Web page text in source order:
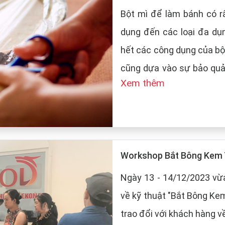
Bột mì để làm bánh có
dụng đến các loại đa
hết các công dụng của
cũng dựa vào sự bảo quản
LT Food sẽ đưa ra
Xem thêm
Workshop Bắt Bông Kem
Ngày 13 - 14/12/2023
về kỹ thuật "Bắt Bông
trao đổi với khách hàng